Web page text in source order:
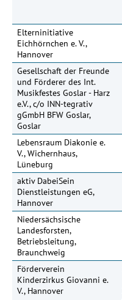
Elterninitiative
Eichhörnchen e. V.,
Hannover
Gesellschaft der Freunde
und Förderer des Int.
Musikfestes Goslar - Harz
e.V., c/o INN-tegrativ
gGmbH BFW Goslar,
Goslar
Lebensraum Diakonie e.
V., Wichernhaus,
Lüneburg
aktiv DabeiSein
Dienstleistungen eG,
Hannover
Niedersächsische
Landesforsten,
Betriebsleitung,
Braunchweig
Förderverein
Kinderzirkus Giovanni e.
V., Hannover